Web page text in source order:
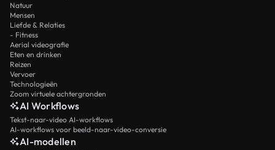
Natuur
Mensen
Liefde & Relaties
- Fitness
Aerial videografie
Eten en drinken
Reizen
Vervoer
Technologieën
Zoom virtuele achtergronden
AI Workflows
Tekst-naar-video AI-workflows
AI-workflows voor beeld-naar-video-conversie
AI-modellen